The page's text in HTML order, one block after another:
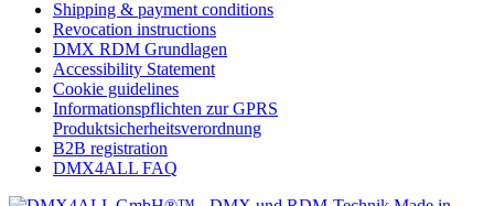
Shipping & payment conditions
Revocation instructions
DMX RDM Grundlagen
Accessibility Statement
Cookie guidelines
Informationspflichten zur GPRS
Produktsicherheitsverordnung
B2B registration
DMX4ALL FAQ